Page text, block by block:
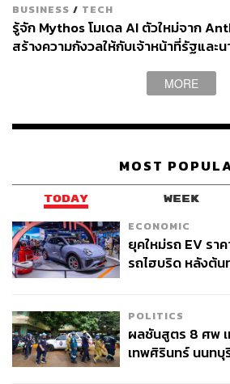
นิยามใหม่ของ ‘ระบบเครือข่าย’ ที่ป
บริด
วานนี้ (24 ตุลาคม) Cisco ได้เปิดตัว
ไทย ซึ่งเป็นระบบเครือข่ายที่มุ่งเน้นกา
Cisco (Cisco Networking Cloud &
เครือข่ายและระบบรักษาความปลอดภัย
แนวคิด Zero Trust พร้อมความสามาร
วิเคราะห์ และการบังคับใช้นโยบายเพื่
ต่อโดยไม่คำนึงถึงตำแหน่งที่ตั้ง เพื่อให้อ
เชื่อมต่อกันได้อย่างราบรื่น ปลอดภัย แ
ความเสี่ยงทางไซเบอร์ในโลกไฮบริดได้
โซลูชันไซเบอร์ซีเคียวริตี้ที่มีประสิทธิภา
ฮวด คู (Juan Huat Koo) ผู้อำนวยการฝ่
สโก้ ภูมิภาคอาเซียน กล่าวว่า การปรับ
BUSINESS / TECH
รู้จัก Mythos โมเดล AI ตัวใหม่จาก
สร้างความกังวลให้กับเจ้าหน้าที่รัฐและ
MORE
MOST
TODAY WEEK
ECONOMIC
ยุคใหม่รถ EV รา
รถไฮบริด หลังต้
POLITICS
ผลชันสูตร 8 ศพ
เทพศิรินทร์ นนทบุ